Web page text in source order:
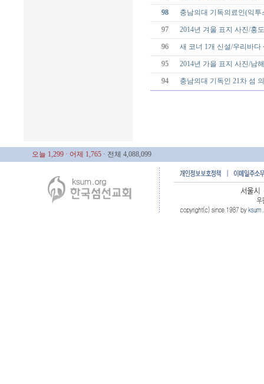
98 충남의대 기독의료인(익
97 2014년 겨울 표지 사진/홍
96 새 코너 1개 신설/우리바다
95 2014년 가을 표지 사진/남
94 충남의대 기독인 21차 섬
오늘 1,299 · 어제 1,765 · 전체 4,088,099